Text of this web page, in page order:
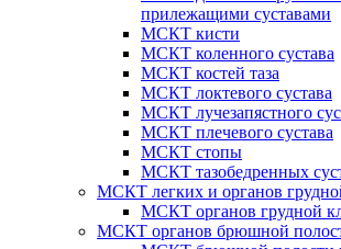
прилежащими суставами
МСКТ кисти
МСКТ коленного сустава
МСКТ костей таза
МСКТ локтевого сустава
МСКТ лучезапястного
МСКТ плечевого сустава
МСКТ стопы
МСКТ тазобедренных
МСКТ легких и органов
МСКТ органов грудной
МСКТ органов брюшной